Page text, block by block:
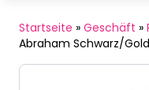
Startseite » Geschäft »
Abraham Schwarz/Gold